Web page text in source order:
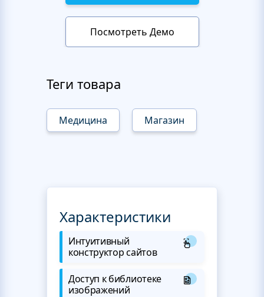
Посмотреть Демо
Теги товара
Медицина Магазин
Характеристики
Интуитивный
конструктор сайтов
Доступ к библиотеке
изображений